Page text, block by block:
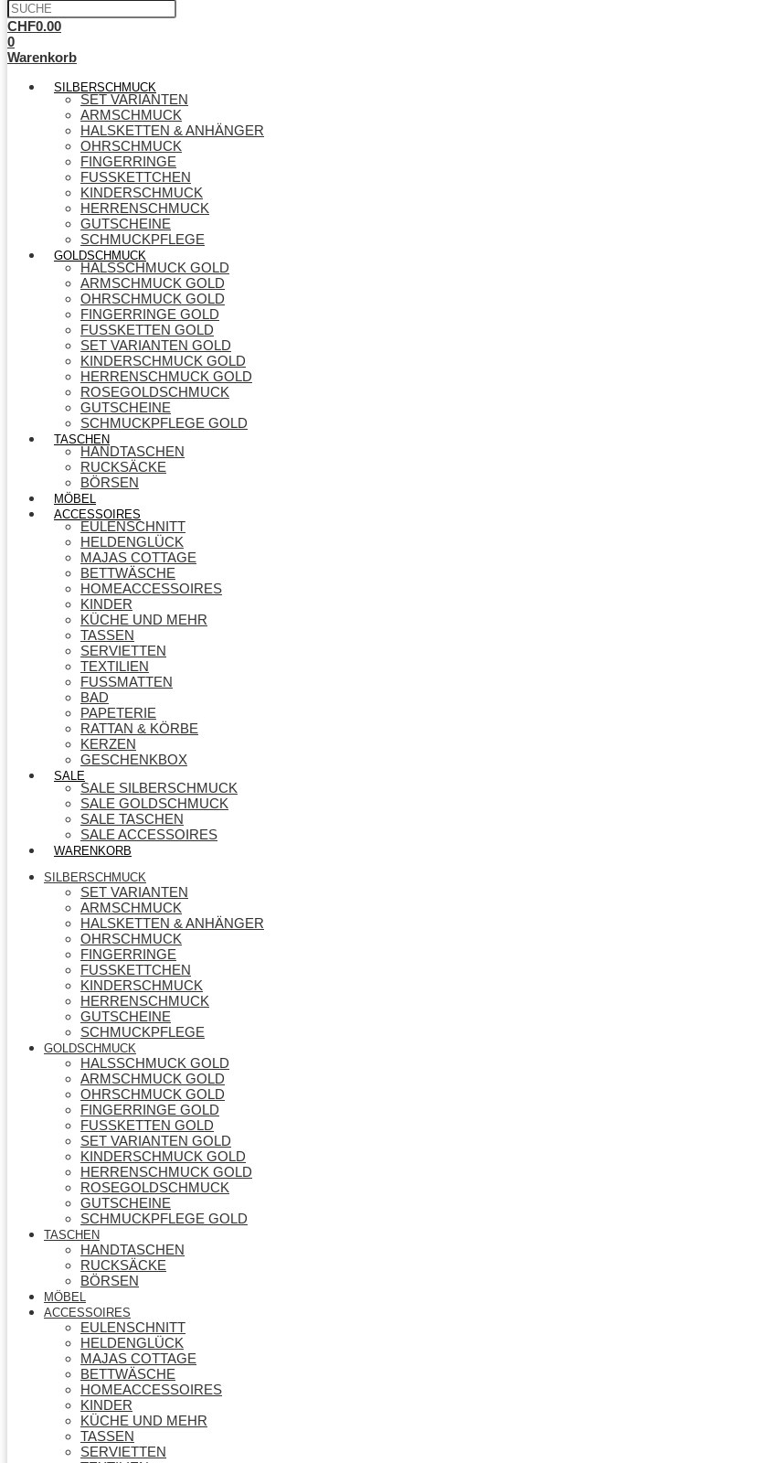
CHF0.00
0
Warenkorb
SILBERSCHMUCK
SET VARIANTEN
ARMSCHMUCK
HALSKETTEN & ANHÄNGER
OHRSCHMUCK
FINGERRINGE
FUSSKETTCHEN
KINDERSCHMUCK
HERRENSCHMUCK
GUTSCHEINE
SCHMUCKPFLEGE
GOLDSCHMUCK
HALSSCHMUCK GOLD
ARMSCHMUCK GOLD
OHRSCHMUCK GOLD
FINGERRINGE GOLD
FUSSKETTEN GOLD
SET VARIANTEN GOLD
KINDERSCHMUCK GOLD
HERRENSCHMUCK GOLD
ROSEGOLDSCHMUCK
GUTSCHEINE
SCHMUCKPFLEGE GOLD
TASCHEN
HANDTASCHEN
RUCKSÄCKE
BÖRSEN
MÖBEL
ACCESSOIRES
EULENSCHNITT
HELDENGLÜCK
MAJAS COTTAGE
BETTWÄSCHE
HOMEACCESSOIRES
KINDER
KÜCHE UND MEHR
TASSEN
SERVIETTEN
TEXTILIEN
FUSSMATTEN
BAD
PAPETERIE
RATTAN & KÖRBE
KERZEN
GESCHENKBOX
SALE
SALE SILBERSCHMUCK
SALE GOLDSCHMUCK
SALE TASCHEN
SALE ACCESSOIRES
WARENKORB
SILBERSCHMUCK
SET VARIANTEN
ARMSCHMUCK
HALSKETTEN & ANHÄNGER
OHRSCHMUCK
FINGERRINGE
FUSSKETTCHEN
KINDERSCHMUCK
HERRENSCHMUCK
GUTSCHEINE
SCHMUCKPFLEGE
GOLDSCHMUCK
HALSSCHMUCK GOLD
ARMSCHMUCK GOLD
OHRSCHMUCK GOLD
FINGERRINGE GOLD
FUSSKETTEN GOLD
SET VARIANTEN GOLD
KINDERSCHMUCK GOLD
HERRENSCHMUCK GOLD
ROSEGOLDSCHMUCK
GUTSCHEINE
SCHMUCKPFLEGE GOLD
TASCHEN
HANDTASCHEN
RUCKSÄCKE
BÖRSEN
MÖBEL
ACCESSOIRES
EULENSCHNITT
HELDENGLÜCK
MAJAS COTTAGE
BETTWÄSCHE
HOMEACCESSOIRES
KINDER
KÜCHE UND MEHR
TASSEN
SERVIETTEN